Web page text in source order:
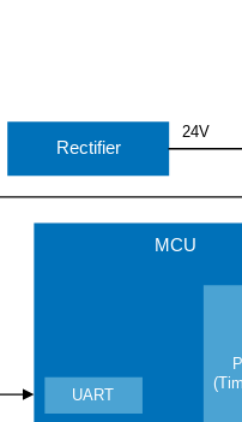
Rectifier
24V
MCU
UART